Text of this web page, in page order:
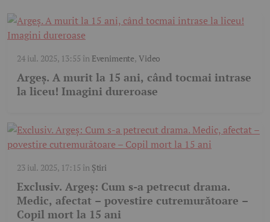
24 iul. 2025, 13:55 în Evenimente,Video
Argeș. A murit la 15 ani, când tocmai intrase
la liceu! Imagini dureroase
23 iul. 2025, 17:15 în Știri
Exclusiv. Argeș: Cum s-a petrecut drama.
Medic, afectat – povestire cutremurătoare –
Copil mort la 15 ani